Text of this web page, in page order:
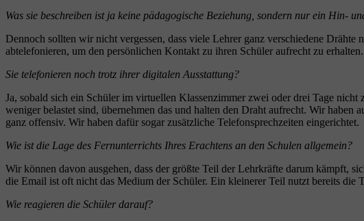
Was sie beschreiben ist ja keine pädagogische Beziehung, sondern nur ein Hin-
Dennoch sollten wir nicht vergessen, dass viele Lehrer ganz verschiedene
abtelefonieren, um den persönlichen Kontakt zu ihren Schüler aufrecht zu
Sie telefonieren noch trotz ihrer digitalen Ausstattung?
Ja, sobald sich ein Schüler im virtuellen Klassenzimmer zwei oder drei Tage
weniger belastet sind, übernehmen das und halten den Draht aufrecht. Wir
ganz offensiv. Wir haben dafür sogar zusätzliche Telefonsprechzeiten eingerichtet.
Wie ist die Lage des Fernunterrichts Ihres Erachtens an den Schulen allgemein?
Wir können davon ausgehen, dass der größte Teil der Lehrkräfte darum kämpft,
die Email ist oft nicht das Medium der Schüler. Ein kleinerer Teil nutzt bereits die
Wie reagieren die Schüler darauf?